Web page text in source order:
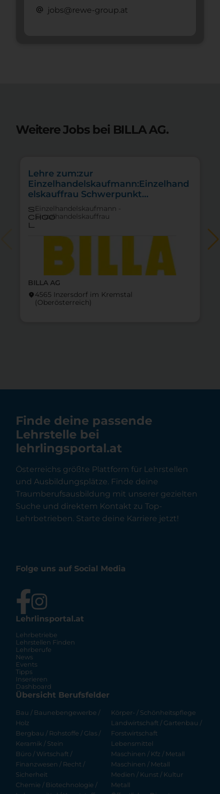
alternate_email jobs@rewe-group.at
Weitere Jobs bei BILLA AG.
BILLA AG
location_on4565 Inzersdorf im Kremstal
(Ober­österreich)
Lehre zum:zur
Einzelhandelskaufmann:Einzelhand
elskauffrau Schwerpunkt
Feinkostfachverkauf
s
choo
l
Einzelhandelskaufmann -
Einzelhandelskauffrau
Finde deine passende
Lehrstelle bei
lehrlingsportal.at
Österreichs größte Plattform für Lehrstellen
und Ausbildungsplätze. Finde deine
Traumberufsausbildung mit unserer gezielten
Suche und direktem Kontakt zu Top-
Lehrbetrieben. Starte deine Karriere jetzt!
Folge uns auf Social Media
Lehrlinsportal.at
Lehrbetriebe
Lehrstellen Finden
Lehrberufe
News
Events
Tipps
Inserieren
Dashboard
Übersicht Berufsfelder
Bau / Baunebengewerbe /
Holz
Bergbau / Rohstoffe / Glas /
Keramik / Stein
Büro / Wirtschaft /
Finanzwesen / Recht /
Sicherheit
Chemie / Biotechnologie /
Körper- / Schönheitspflege
Landwirtschaft / Gartenbau /
Forstwirtschaft
Lebensmittel
Maschinen / Kfz / Metall
Maschinen / Metall
Medien / Kunst / Kultur
Metall